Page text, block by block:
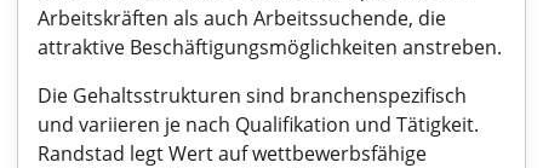
Arbeitskräften als auch Arbeitssuchende, die
attraktive Beschäftigungsmöglichkeiten anstreben.
Die Gehaltsstrukturen sind branchenspezifisch
und variieren je nach Qualifikation und Tätigkeit.
Randstad legt Wert auf wettbewerbsfähige